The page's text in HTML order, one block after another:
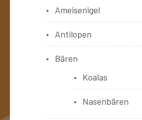
Ameisenigel
Antilopen
Bären
Koalas
Nasenbären